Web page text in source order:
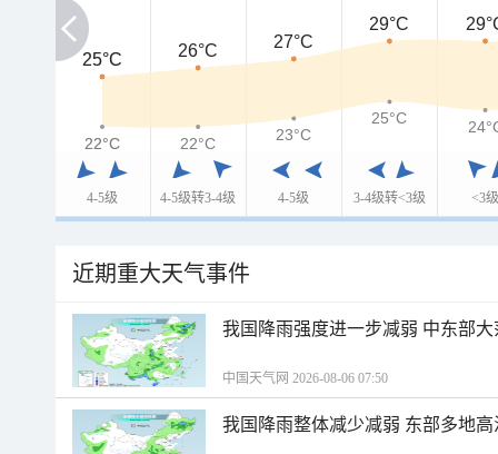
4-5级 4-5级转3-4级 4-5级 3-4级转<3级 <3级
25°C
25°C 26°C 27°C
29°C
22°C
22°C 22°C 23°C
25°C
近期重大天气事件
我国降雨强度进一步减弱 中东部
中国天气网 2026-08-06 07:50
我国降雨整体减少减弱 东部多地